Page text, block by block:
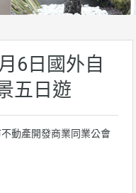
6日國外自
五日遊
動產開發商業同業公會